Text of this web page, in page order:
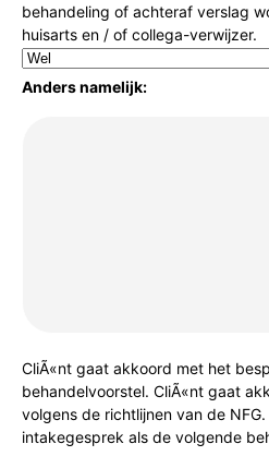
behandeling of achteraf verslag
huisarts en / of collega-verwijzer.
Anders namelijk:
CliÃ«nt gaat akkoord met het
behandelvoorstel. CliÃ«nt gaat
volgens de richtlijnen van de
intakegesprek als de volgende